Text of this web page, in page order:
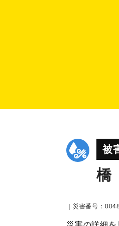
被
橋
｜災害番号：